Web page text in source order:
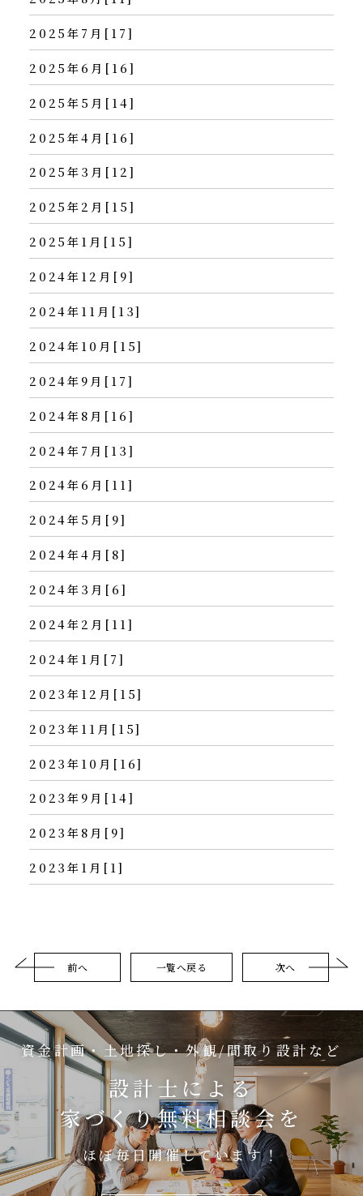
2025年7月[17]
2025年6月[16]
2025年5月[14]
2025年4月[16]
2025年3月[12]
2025年2月[15]
2025年1月[15]
2024年12月[9]
2024年11月[13]
2024年10月[15]
2024年9月[17]
2024年8月[16]
2024年7月[13]
2024年6月[11]
2024年5月[9]
2024年4月[8]
2024年3月[6]
2024年2月[11]
2024年1月[7]
2023年12月[15]
2023年11月[15]
2023年10月[16]
2023年9月[14]
2023年8月[9]
2023年1月[1]
前へ 一覧へ戻る 次へ
資金計画・土地探し・外観/間取り設計など
設計士による
家づくり無料相談会を
ほぼ毎日開催しています！